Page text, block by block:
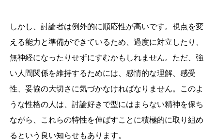
しかし、討論者は例外的に順応性が高いです。視点を変
える能力と準備ができているため、過度に対立したり、
無神経になったりせずにすむかもしれません。ただ、強
い人間関係を維持するためには、感情的な理解、感受
性、妥協の大切さに気づかなければなりません。このよ
うな性格の人は、討論好きで型にはまらない精神を保ち
ながら、これらの特性を伸ばすことに積極的に取り組め
るという良い知らせもあります。